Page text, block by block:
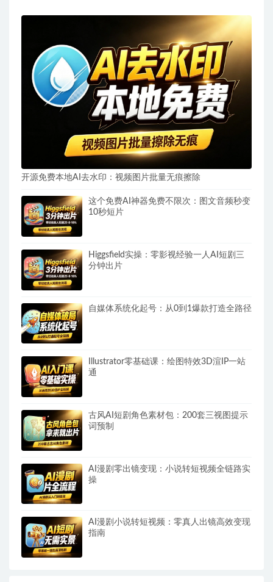
开源免费本地AI去水印：视频图片批量无痕擦除
这个免费AI神器免费不限次：图文音频秒变
10秒短片
Higgsfield实操：零影视经验一人AI短剧三
分钟出片
自媒体系统化起号：从0到1爆款打造全路径
Illustrator零基础课：绘图特效3D渲IP一站
通
古风AI短剧角色素材包：200套三视图提示
词预制
AI漫剧零出镜变现：小说转短视频全链路实
操
AI漫剧小说转短视频：零真人出镜高效变现
指南